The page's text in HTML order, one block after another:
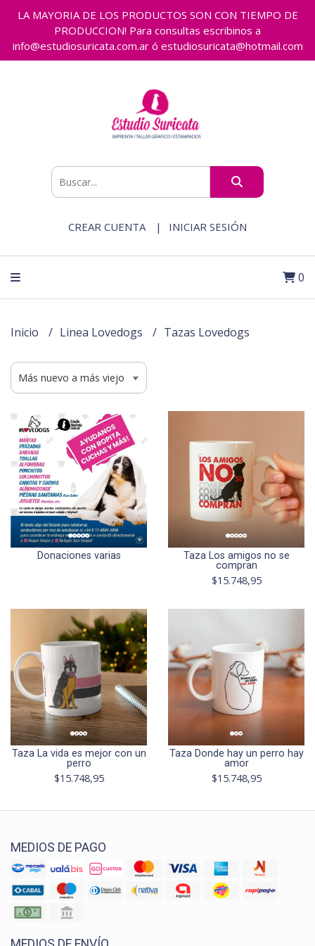
LA MAYORIA DE LOS PRODUCTOS SON CON TIEMPO DE
PRODUCCION! Para consultas escribinos a
info@estudiosuricata.com.ar ó estudiosuricata@hotmail.com
CREAR CUENTA INICIAR SESIÓN
0
Inicio Linea Lovedogs Tazas Lovedogs
Donaciones varias
Taza Los amigos no se
compran
$15.748,95
Taza La vida es mejor con un
perro
$15.748,95
Taza Donde hay un perro hay
amor
$15.748,95
MEDIOS DE PAGO